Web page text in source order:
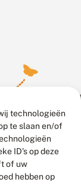
technologieën
te slaan en/of
ID's op deze
of uw
hebben op
door